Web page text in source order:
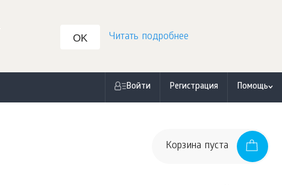
OK Читать подробнее
Войти Регистрация Помощь
Корзина пуста